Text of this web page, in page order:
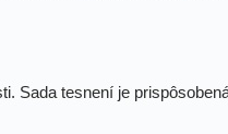
Sada tesnení je